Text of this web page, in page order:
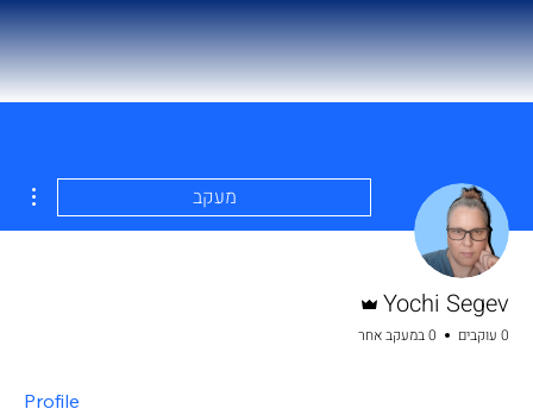
מעקב
Yochi Segev
0 עוקבים 0 במעקב אחר
Profile